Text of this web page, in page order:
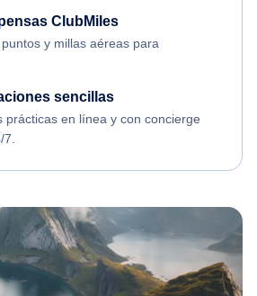
ClubMiles
y millas aéreas para
sencillas
prácticas en línea y con concierge